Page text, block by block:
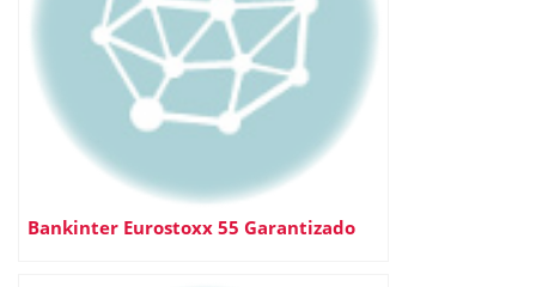
Bankinter Eurostoxx 55 Garantizado